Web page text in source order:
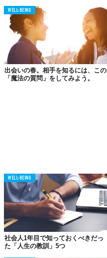
WELL-BEING
出会いの春。相手を知るには、この
「魔法の質問」をしてみよう。
WELL-BEING
社会人1年目で知っておくべきだっ
た「人生の教訓」5つ